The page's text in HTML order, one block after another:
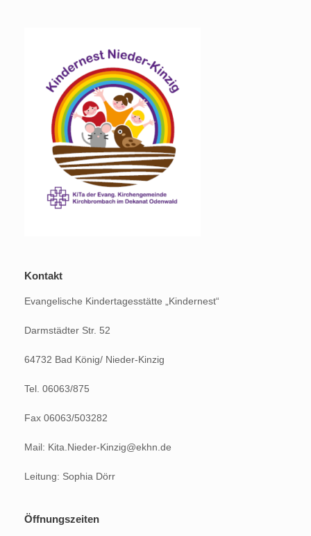
Kontakt
Evangelische Kindertagesstätte „Kindernest“
Darmstädter Str. 52
64732 Bad König/ Nieder-Kinzig
Tel. 06063/875
Fax 06063/503282
Mail: Kita.Nieder-Kinzig@ekhn.de
Leitung: Sophia Dörr
Öffnungszeiten